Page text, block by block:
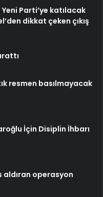
Parti’ye katılacak
dikkat çeken çıkış
resmen basılmayacak
İçin Disiplin İhbarı
aldıran operasyon